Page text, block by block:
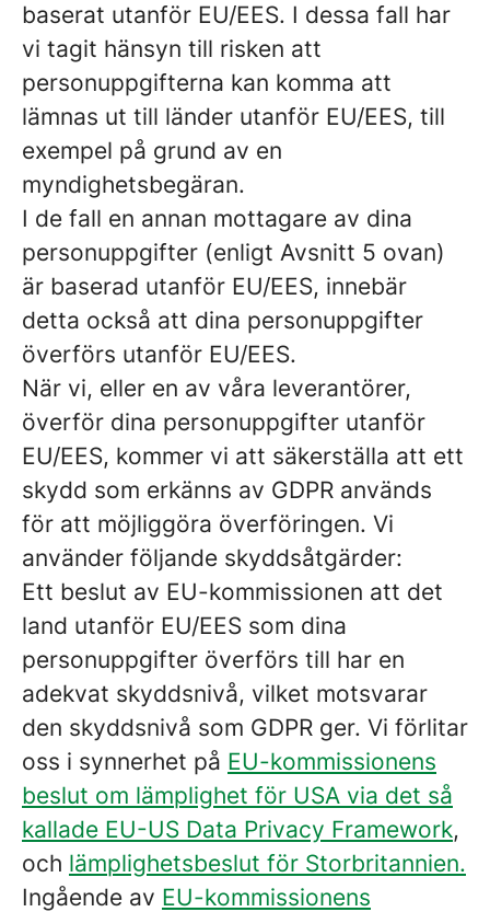
baserat utanför EU/EES. I dessa fall har
vi tagit hänsyn till risken att
personuppgifterna kan komma att
lämnas ut till länder utanför EU/EES, till
exempel på grund av en
myndighetsbegäran.
I de fall en annan mottagare av dina
personuppgifter (enligt Avsnitt 5 ovan)
är baserad utanför EU/EES, innebär
detta också att dina personuppgifter
överförs utanför EU/EES.
När vi, eller en av våra leverantörer,
överför dina personuppgifter utanför
EU/EES, kommer vi att säkerställa att ett
skydd som erkänns av GDPR används
för att möjliggöra överföringen. Vi
använder följande skyddsåtgärder:
Ett beslut av EU-kommissionen att det
land utanför EU/EES som dina
personuppgifter överförs till har en
adekvat skyddsnivå, vilket motsvarar
den skyddsnivå som GDPR ger. Vi förlitar
oss i synnerhet på EU-kommissionens
beslut om lämplighet för USA via det så
kallade EU-US Data Privacy Framework,
och lämplighetsbeslut för Storbritannien.
Ingående av EU-kommissionens